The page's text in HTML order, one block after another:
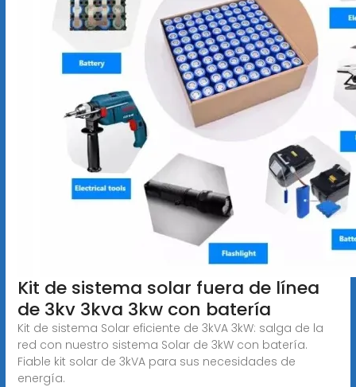
Kit de sistema solar fuera de línea
de 3kv 3kva 3kw con batería
Kit de sistema Solar eficiente de 3kVA 3kW: salga de la
red con nuestro sistema Solar de 3kW con batería.
Fiable kit solar de 3kVA para sus necesidades de
energía.